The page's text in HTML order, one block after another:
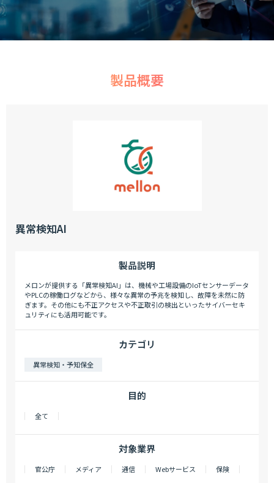
製品概要
異常検知AI
製品説明
メロンが提供する「異常検知AI」は、機械や工場設備のIoTセンサーデータ
やPLCの稼働ログなどから、様々な異常の予兆を検知し、故障を未然に防
ぎます。その他にも不正アクセスや不正取引の検出といったサイバーセキ
ュリティにも活用可能です。
カテゴリ
異常検知・予知保全
目的
全て
対象業界
官公庁 メディア 通信 Webサービス 保険